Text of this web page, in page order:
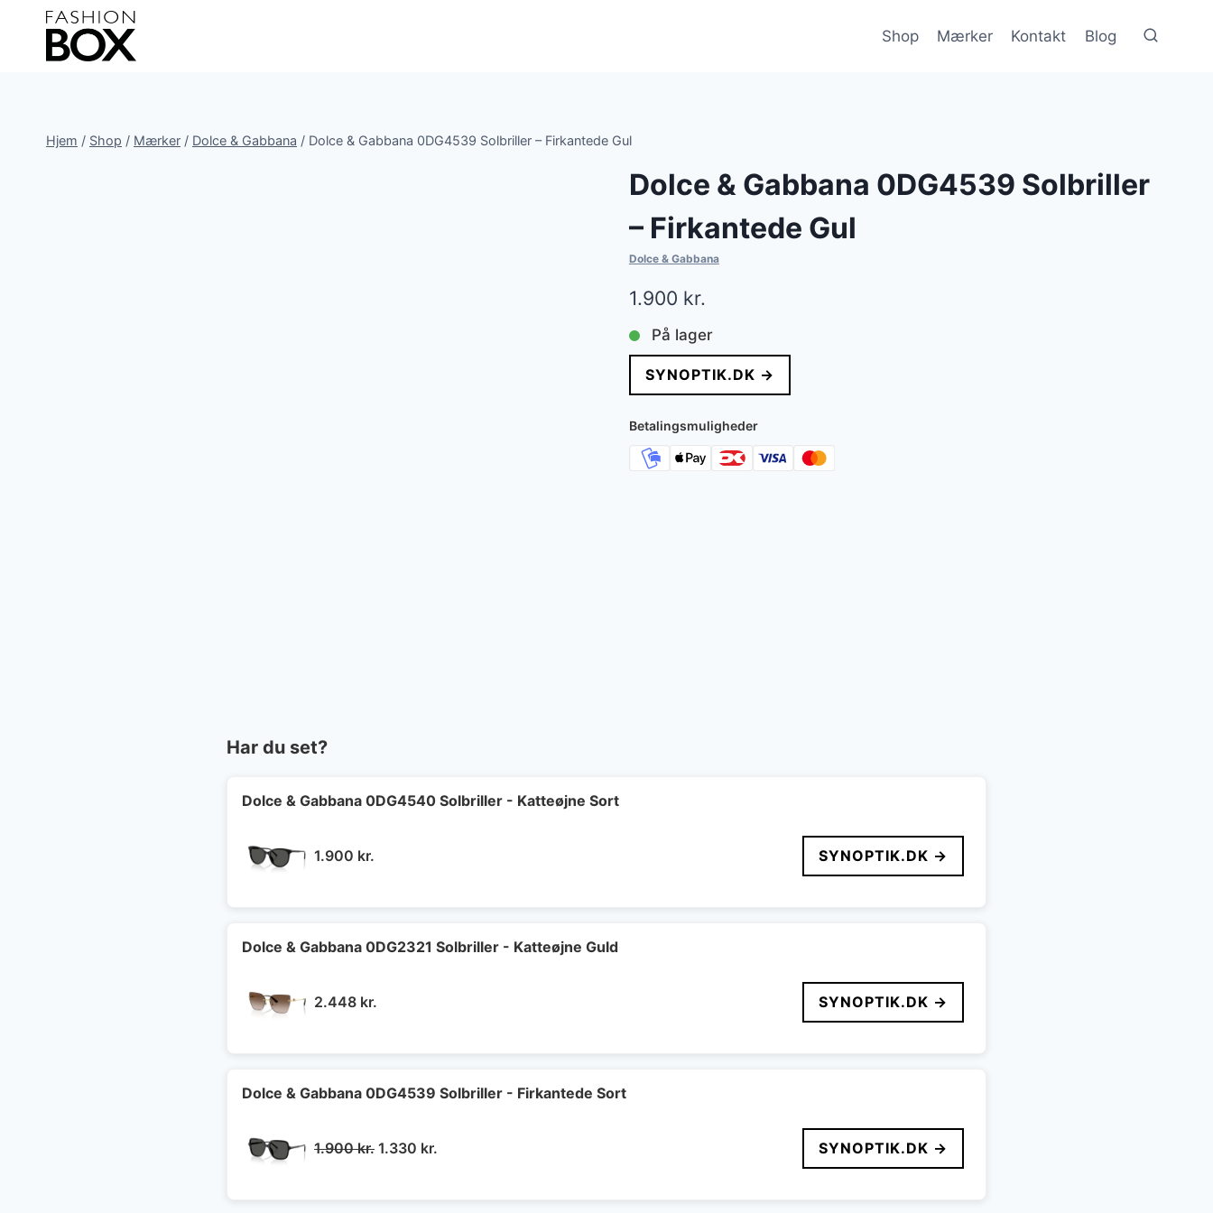
Fortsæt
indhold
Shop Mærker Kontakt Blog
Hjem / Shop / Mærker / Dolce & Gabbana / Dolce & Gabbana 0DG4539 Solbriller – Firkantede Gul
Dolce & Gabbana 0DG4539 Solbriller
– Firkantede Gul
Dolce & Gabbana
1.900 kr.
På lager
SYNOPTIK.DK →
Betalingsmuligheder
Har du set?
Dolce & Gabbana 0DG4540 Solbriller - Katteøjne Sort
1.900 kr. SYNOPTIK.DK →
Dolce & Gabbana 0DG2321 Solbriller - Katteøjne Guld
2.448 kr. SYNOPTIK.DK →
Dolce & Gabbana 0DG4539 Solbriller - Firkantede Sort
1.900kr. Den
1.330 kr. SYNOPTIK.DK →